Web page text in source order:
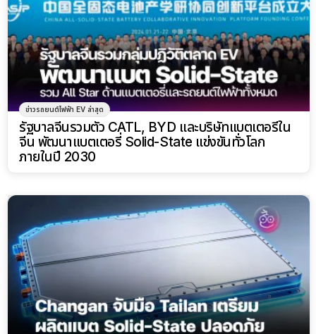
ข่าวรถยนต์ไฟฟ้า EV ล่าสุด
รัฐบาลจีนรวมตัว CATL, BYD และบริษัทแบตเตอรี่ใน
จีน พัฒนาแบตเตอรี่ Solid-State แข่งขันทั่วโลก
ภายในปี 2030